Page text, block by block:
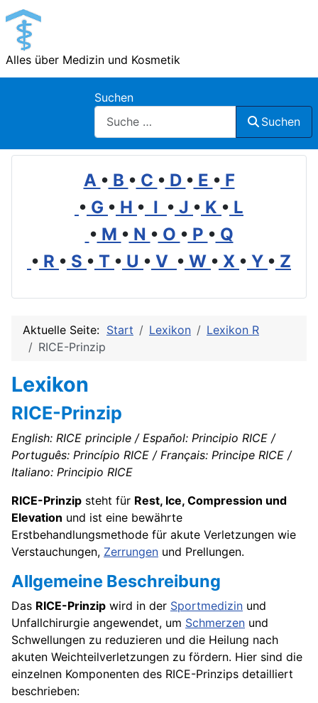
Alles über Medizin und Kosmetik
Suchen
Suchen
A • B • C • D • E • F
• G • H • I • J • K • L
• M • N • O • P • Q
• R • S • T • U • V • W • X • Y • Z
Aktuelle Seite: Start Lexikon
Lexikon R
RICE-Prinzip
Lexikon
RICE-Prinzip
English: RICE principle / Español: Principio RICE /
Português: Princípio RICE / Français: Principe RICE /
Italiano: Principio RICE
RICE-Prinzip steht für Rest, Ice, Compression und
Elevation und ist eine bewährte
Erstbehandlungsmethode für akute Verletzungen wie
Verstauchungen, Zerrungen und Prellungen.
Allgemeine Beschreibung
Das RICE-Prinzip wird in der Sportmedizin und
Unfallchirurgie angewendet, um Schmerzen und
Schwellungen zu reduzieren und die Heilung nach
akuten Weichteilverletzungen zu fördern. Hier sind die
einzelnen Komponenten des RICE-Prinzips detailliert
beschrieben: